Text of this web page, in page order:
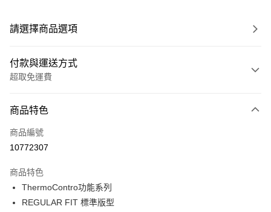
請選擇商品選項
付款與運送方式
超取免運費
信用卡一次付款
LINE Pay
街口支付
悠遊付
商品特色
商品編號
10772307
商品特色
ThermoContro功能系列
REGULAR FIT 標準版型